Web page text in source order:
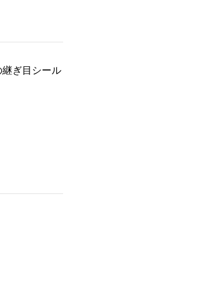
継ぎ目シール